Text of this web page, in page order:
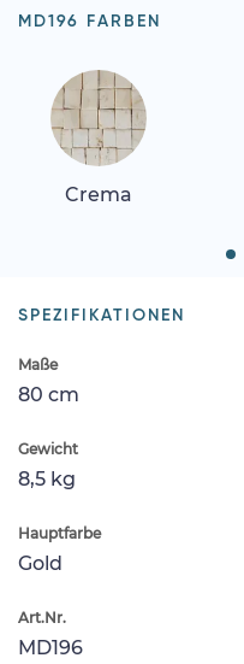
MD196 FARBEN
Crema
SPEZIFIKATIONEN
Maße
80 cm
Gewicht
8,5 kg
Hauptfarbe
Gold
Art.Nr.
MD196